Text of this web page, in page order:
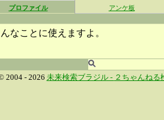
プロファイル アンケ板
なことに使えますよ。
2004 - 2026 未来検索ブラジル - ２ちゃんねる